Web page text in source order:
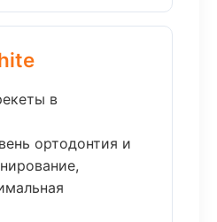
в
ортодонтия и